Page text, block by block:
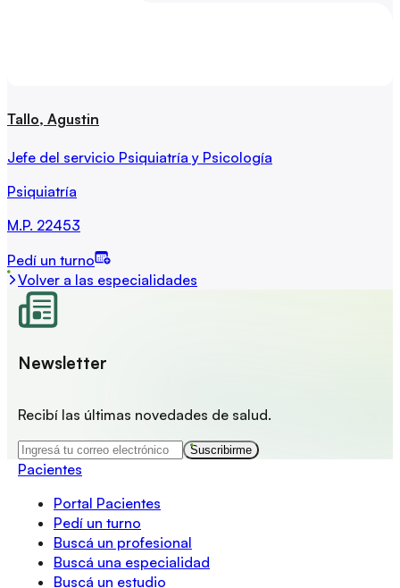
Tallo, Agustin
Jefe del servicio Psiquiatría y Psicología
Psiquiatría
M.P. 22453
Pedí un turno
Volver a las especialidades
Newsletter
Recibí las últimas novedades de salud.
Suscribirme
Pacientes
Portal Pacientes
Pedí un turno
Buscá un profesional
Buscá una especialidad
Buscá un estudio